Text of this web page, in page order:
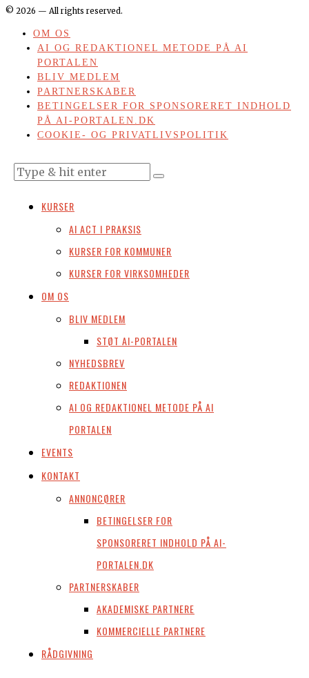
© 2026 — All rights reserved.
OM OS
AI OG REDAKTIONEL METODE PÅ AI
PORTALEN
BLIV MEDLEM
PARTNERSKABER
BETINGELSER FOR SPONSORERET INDHOLD
PÅ AI-PORTALEN.DK
COOKIE- OG PRIVATLIVSPOLITIK
KURSER
AI ACT I PRAKSIS
KURSER FOR KOMMUNER
KURSER FOR VIRKSOMHEDER
OM OS
BLIV MEDLEM
STØT AI-PORTALEN
NYHEDSBREV
REDAKTIONEN
AI OG REDAKTIONEL METODE PÅ AI
PORTALEN
EVENTS
KONTAKT
ANNONCØRER
BETINGELSER FOR
SPONSORERET INDHOLD PÅ AI-
PORTALEN.DK
PARTNERSKABER
AKADEMISKE PARTNERE
KOMMERCIELLE PARTNERE
RÅDGIVNING